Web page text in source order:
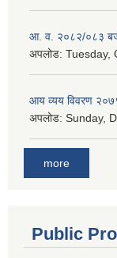
आ. व. २०८२/०८३
अपलोड: Tuesday,
आय व्यय विवरण
अपलोड: Sunday,
more
Public